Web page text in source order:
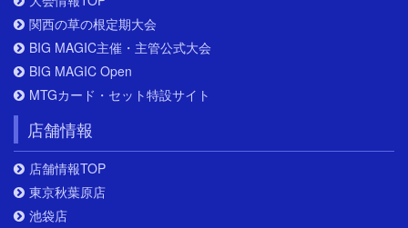
関西の草の根定期大会
BIG MAGIC主催・主管公式大会
BIG MAGIC Open
MTGカード・セット特設サイト
店舗情報
店舗情報TOP
東京秋葉原店
池袋店